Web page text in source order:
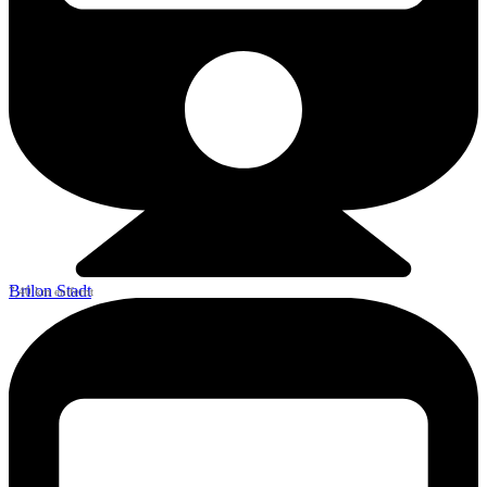
Brilon Stadt
7,40 km entfernt